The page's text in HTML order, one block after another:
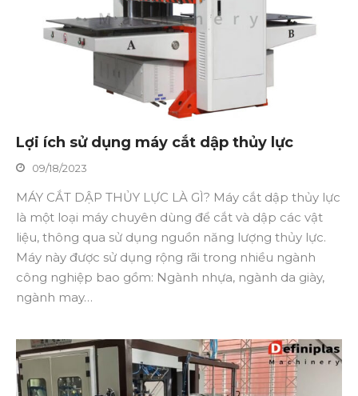
Lợi ích sử dụng máy cắt dập thủy lực
09/18/2023
MÁY CẮT DẬP THỦY LỰC LÀ GÌ? Máy cắt dập thủy lực
là một loại máy chuyên dùng để cắt và dập các vật
liệu, thông qua sử dụng nguồn năng lượng thủy lực.
Máy này được sử dụng rộng rãi trong nhiều ngành
công nghiệp bao gồm: Ngành nhựa, ngành da giày,
ngành may…